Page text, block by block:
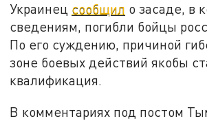
Украинец сообщил о засаде, в
сведениям, погибли бойцы
По его суждению, причиной
зоне боевых действий якобы
квалификация.
В комментариях под постом